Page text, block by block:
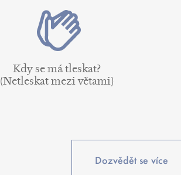
Kdy se má tleskat?
(Netleskat mezi větami)
Dozvědět se více